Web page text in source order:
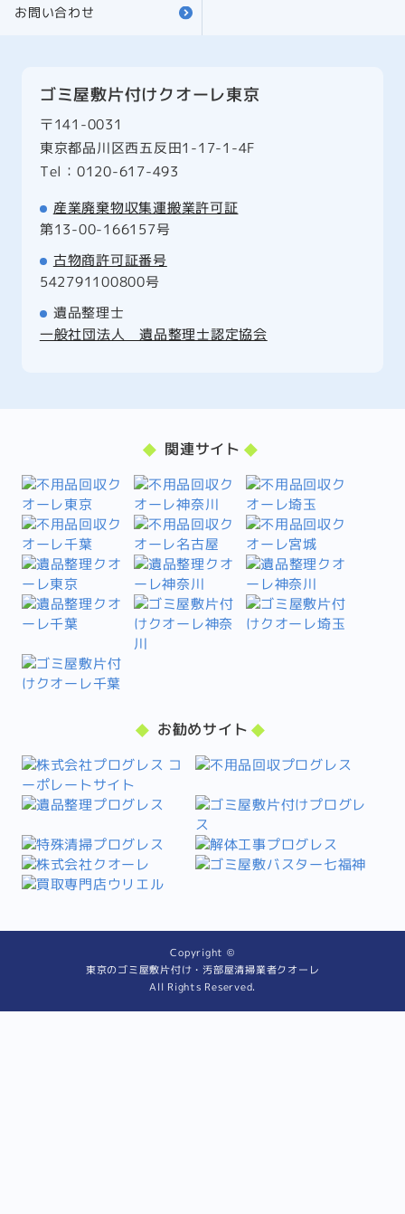
ゴミ屋敷片付けクオーレ東京
〒141-0031
東京都品川区西五反田1-17-1-4F
Tel：0120-617-493
産業廃棄物収集運搬業許可証
第13-00-166157号
古物商許可証番号
542791100800号
遺品整理士
一般社団法人 遺品整理士認定協会
お問い合わせ
関連サイト
お勧めサイト
Copyright ©
東京のゴミ屋敷片付け・汚部屋清掃業者クオーレ
All Rights Reserved.